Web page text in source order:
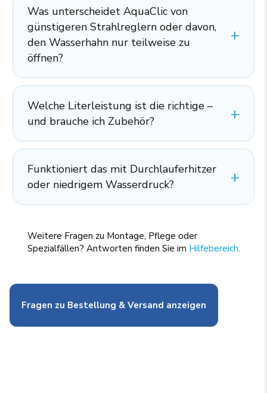
Was unterscheidet AquaClic von
günstigeren Strahlreglern oder davon,
den Wasserhahn nur teilweise zu
öffnen?
Welche Literleistung ist die richtige –
und brauche ich Zubehör?
Funktioniert das mit Durchlauferhitzer
oder niedrigem Wasserdruck?
Weitere Fragen zu Montage, Pflege oder
Spezialfällen? Antworten finden Sie im Hilfebereich.
Fragen zu Bestellung & Versand anzeigen